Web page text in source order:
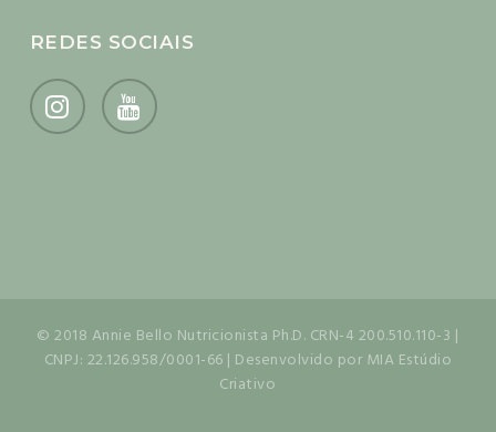
REDES SOCIAIS
© 2018 Annie Bello Nutricionista Ph.D. CRN-4 200.510.110-3 |
CNPJ: 22.126.958/0001-66 | Desenvolvido por MIA Estúdio
Criativo